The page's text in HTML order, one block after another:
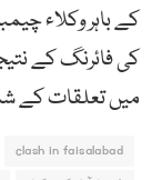
کے باہر وکلاء
کی فائرنگ کے
میں تعلقات کے
clash in faisalabad